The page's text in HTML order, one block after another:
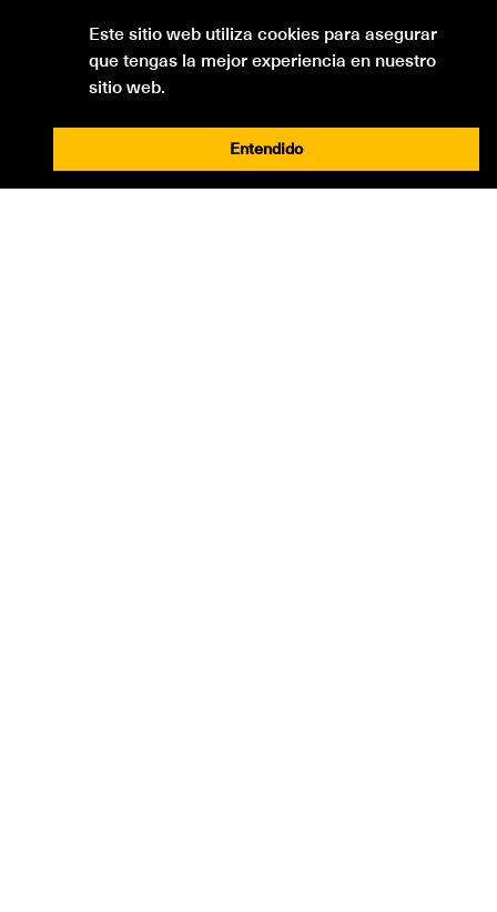
Este sitio web utiliza cookies para asegurar
que tengas la mejor experiencia en nuestro
sitio web.
Entendido